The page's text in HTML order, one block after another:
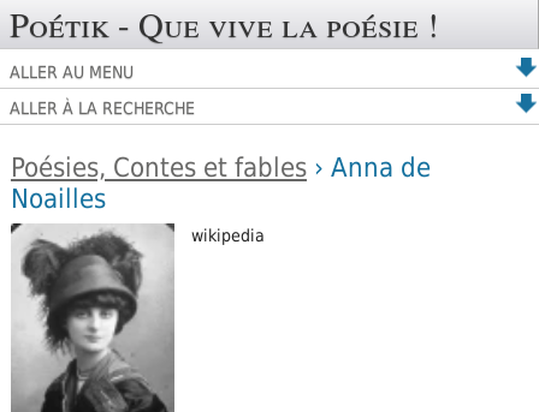
Poétik - Que vive la poésie !
ALLER AU MENU
ALLER À LA RECHERCHE
Poésies, Contes et fables› Anna de
Noailles
wikipedia